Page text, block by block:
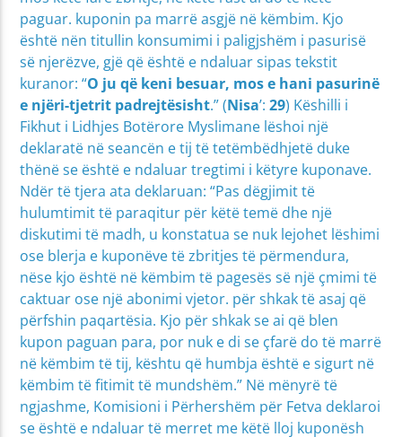
paguar. kuponin pa marrë asgjë në këmbim. Kjo
është nën titullin konsumimi i paligjshëm i pasurisë
së njerëzve, gjë që është e ndaluar sipas tekstit
kuranor: “O ju që keni besuar, mos e hani pasurinë
e njëri-tjetrit padrejtësisht.” (Nisa’:29) Këshilli i
Fikhut i Lidhjes Botërore Myslimane lëshoi ​​një
deklaratë në seancën e tij të tetëmbëdhjetë duke
thënë se është e ndaluar tregtimi i këtyre kuponave.
Ndër të tjera ata deklaruan: “Pas dëgjimit të
hulumtimit të paraqitur për këtë temë dhe një
diskutimi të madh, u konstatua se nuk lejohet lëshimi
ose blerja e kuponëve të zbritjes të përmendura,
nëse kjo është në këmbim të pagesës së një çmimi të
caktuar ose një abonimi vjetor. për shkak të asaj që
përfshin paqartësia. Kjo për shkak se ai që blen
kupon paguan para, por nuk e di se çfarë do të marrë
në këmbim të tij, kështu që humbja është e sigurt në
këmbim të fitimit të mundshëm.” Në mënyrë të
ngjashme, Komisioni i Përhershëm për Fetva deklaroi
se është e ndaluar të merret me këtë lloj kuponësh